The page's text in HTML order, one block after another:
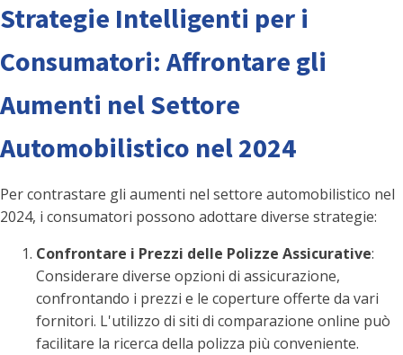
Strategie Intelligenti per i
Consumatori: Affrontare gli
Aumenti nel Settore
Automobilistico nel 2024
Per contrastare gli aumenti nel settore automobilistico nel
2024, i consumatori possono adottare diverse strategie:
Confrontare i Prezzi delle Polizze Assicurative:
Considerare diverse opzioni di assicurazione,
confrontando i prezzi e le coperture offerte da vari
fornitori. L'utilizzo di siti di comparazione online può
facilitare la ricerca della polizza più conveniente.